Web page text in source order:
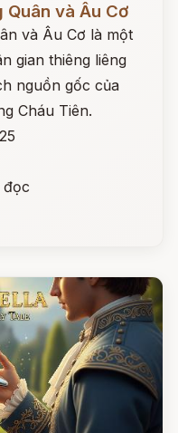
và Âu Cơ
và Âu Cơ là một
gian thiêng liêng
nguồn gốc của
Cháu Tiên.
đọc